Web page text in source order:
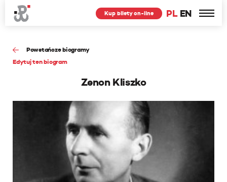
PL EN
Kup bilety on-line
Powstańcze biogramy
Edytuj ten biogram
Zenon Kliszko